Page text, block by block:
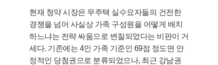
현재 청약 시장은 무주택 실수요자들의 건전한
경쟁을 넘어 사실상 가족 구성원을 어떻게 배치
하느냐는 전략 싸움으로 변질되었다는 비판이 거
세다. 기존에는 4인 가족 기준인 69점 정도면 안
정적인 당첨권으로 분류되었으나, 최근 강남권